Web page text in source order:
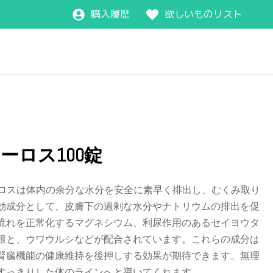
購入履歴 欲しいものリスト
ロス100錠
スは体内の余分な水分を安全に素早く排出し、むくみ取り
成分として、皮膚下の過剰な水分やナトリウムの排出を促
れを正常化するマグネシウム、利尿作用のあるセイヨウタ
と、ウワウルシなどが配合されています。これらの成分は
臓機能の健康維持を後押しする効果が期待できます。無理